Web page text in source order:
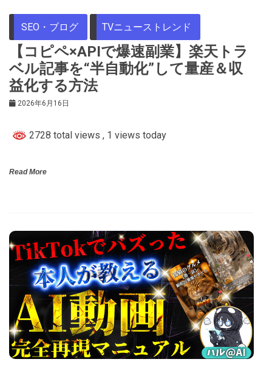
SEO・ブログ TVニューストレンド
【コピペ×APIで爆速副業】楽天トラ
ベル記事を“半自動化”して量産＆収
益化する方法
2026年6月16日
2728 total views , 1 views today
Read More